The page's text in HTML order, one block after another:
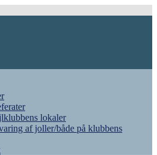
lokaler
af joller/både på klubbens